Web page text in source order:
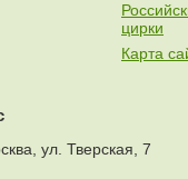
цирки
Карта
ул. Тверская, 7